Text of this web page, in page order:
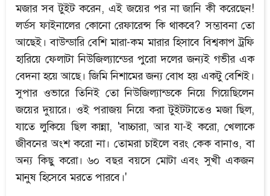
মজার সব টুইট করেন, এই জয়ের পর না জানি কী করেছেন!
লর্ডস ফাইনালের কোনো রেফারেন্স কি থাকবে? সম্ভাবনা তো
আছেই। বাউন্ডারি বেশি মারা-কম মারার হিসাবে বিশ্বকাপ ট্রফি
হারিয়ে ফেলাটা নিউজিল্যান্ডের পুরো দলের জন্যই গভীর এক
বেদনা হয়ে আছে। জিমি নিশামের জন্য বোধ হয় একটু বেশিই।
সুপার ওভারে তিনিই তো নিউজিল্যান্ডকে নিয়ে গিয়েছিলেন
জয়ের দুয়ারে। ওই পরাজয় নিয়ে করা টুইটটাতেও মজা ছিল,
যাতে লুকিয়ে ছিল কান্না, 'বাচ্চারা, আর যা-ই করো, খেলাকে
জীবনের অংশ করো না। তোমরা চাইলে বরং কেক বানাও, বা
অন্য কিছু করো। ৬০ বছর বয়সে মোটা এবং সুখী একজন
মানুষ হিসেবে মরতে পারবে।'